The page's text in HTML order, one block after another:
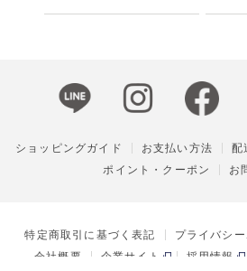
ショッピングガイド お支払い方法 配
ポイント・クーポン
お
特定商取引に基づく表記 プライバシ
会社概要
企業サイト 採用情報